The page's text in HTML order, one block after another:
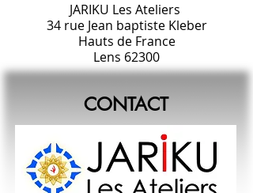
JARIKU Les Ateliers
34 rue Jean baptiste Kleber
Hauts de France
Lens 62300
CONTACT